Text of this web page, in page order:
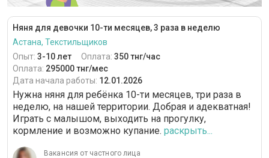
Няня для девочки 10-ти месяцев, 3 раза в неделю
Астана, Текстильщиков
Опыт: 3-10 лет Оплата: 350 тнг/час
Оплата: 295000 тнг/мес
Дата начала работы: 12.01.2026
Нужна няня для ребёнка 10-ти месяцев, три раза в
неделю, на нашей территории. Добрая и адекватная!
Играть с малышом, выходить на прогулку,
кормление и возможно купание. раскрыть...
Вакансия от частного лица